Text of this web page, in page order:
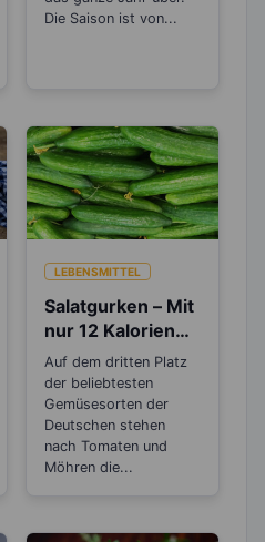
Die Saison ist von...
LEBENSMITTEL
Salatgurken – Mit
nur 12 Kalorien
sind sie wahre
Schlankmacher!
Auf dem dritten Platz
der beliebtesten
Gemüsesorten der
Deutschen stehen
nach Tomaten und
Möhren die...